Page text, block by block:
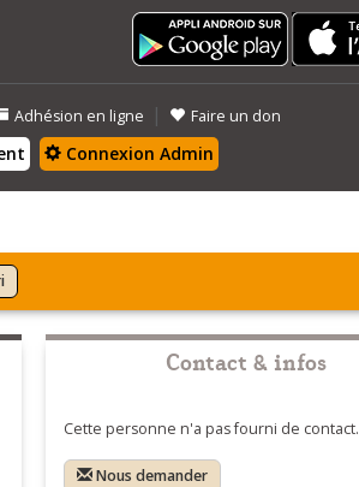
Adhésion en ligne | Faire un don
Connexion Admin
Contact & infos
Cette personne n'a pas fourni de contact.
Nous demander